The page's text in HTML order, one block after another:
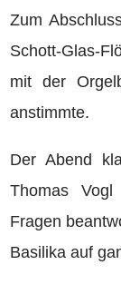
Zum
Schott-Glas-
mit der
anstimmte.
Der Abend
Thomas
Fragen
Basilika auf